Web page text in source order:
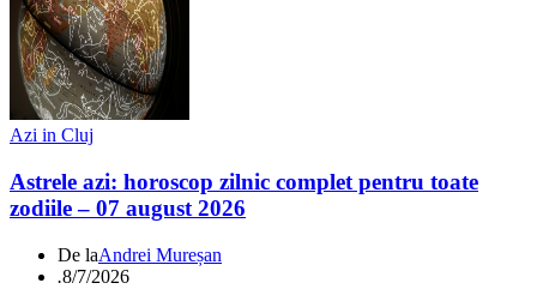
Azi in Cluj
Astrele azi: horoscop zilnic complet pentru toate
zodiile – 07 august 2026
De laAndrei Mureșan
.8/7/2026